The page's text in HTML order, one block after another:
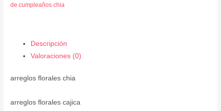
de cumpleaños chia
Descripción
Valoraciones (0)
arreglos florales chia
arreglos florales cajica